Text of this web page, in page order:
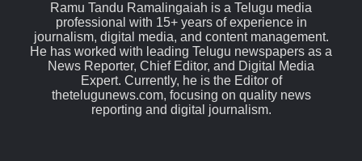
Ramu Tandu Ramalingaiah is a Telugu media
professional with 15+ years of experience in
journalism, digital media, and content management.
He has worked with leading Telugu newspapers as a
News Reporter, Chief Editor, and Digital Media
Expert. Currently, he is the Editor of
thetelugunews.com, focusing on quality news
reporting and digital journalism.